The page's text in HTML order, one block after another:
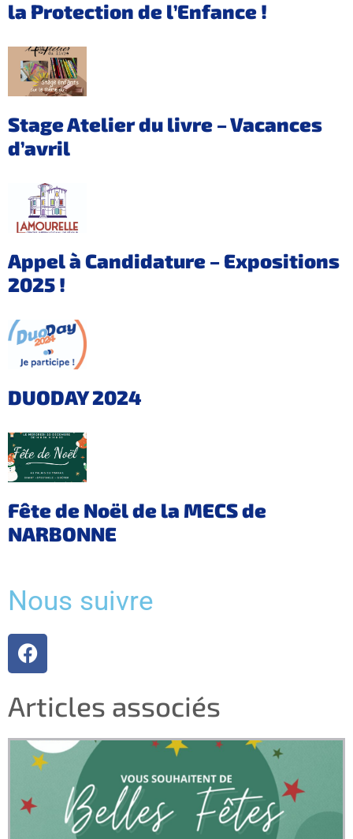
la Protection de l’Enfance !
Stage Atelier du livre – Vacances
d’avril
Appel à Candidature – Expositions
2025 !
DUODAY 2024
Fête de Noël de la MECS de
NARBONNE
Nous suivre
Articles associés